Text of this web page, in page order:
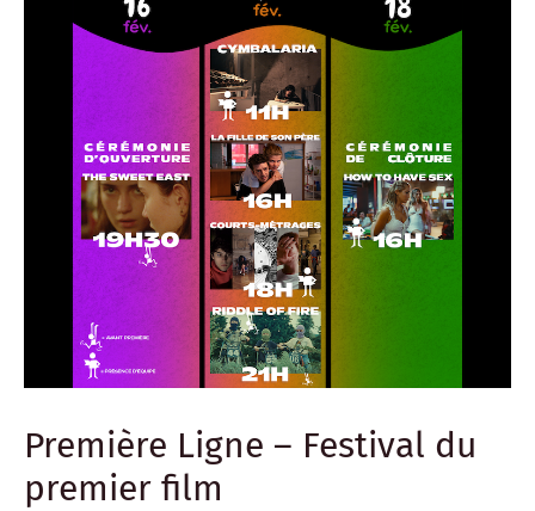
Première Ligne – Festival du
premier film